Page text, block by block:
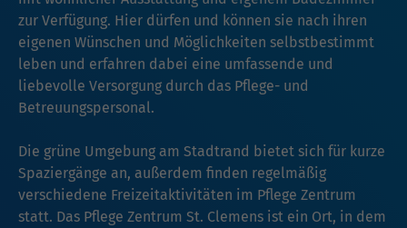
zur Verfügung. Hier dürfen und können sie nach ihren
eigenen Wünschen und Möglichkeiten selbstbestimmt
leben und erfahren dabei eine umfassende und
liebevolle Versorgung durch das Pflege- und
Betreuungspersonal.
Die grüne Umgebung am Stadtrand bietet sich für kurze
Spaziergänge an, außerdem finden regelmäßig
verschiedene Freizeitaktivitäten im Pflege Zentrum
statt. Das Pflege Zentrum St. Clemens ist ein Ort, in dem